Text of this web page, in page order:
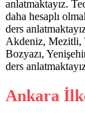
anlatmaktayız.
daha hesaplı
ders
Akdeniz, Mezitli,
Bozyazı,
ders
Ankara